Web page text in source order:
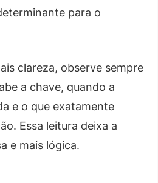
para o
clareza, observe sempre
a chave, quando a
e o que exatamente
Essa leitura deixa a
e mais lógica.